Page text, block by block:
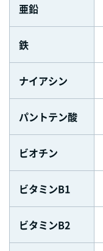
亜鉛
鉄
ナイアシン
パントテン酸
ビオチン
ビタミンB1
ビタミンB2